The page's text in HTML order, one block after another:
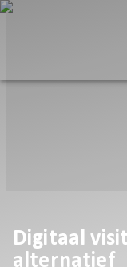
Digitaal
alternatief